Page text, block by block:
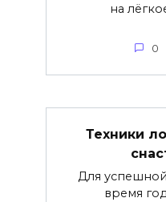
на
0
Техники
Для
время